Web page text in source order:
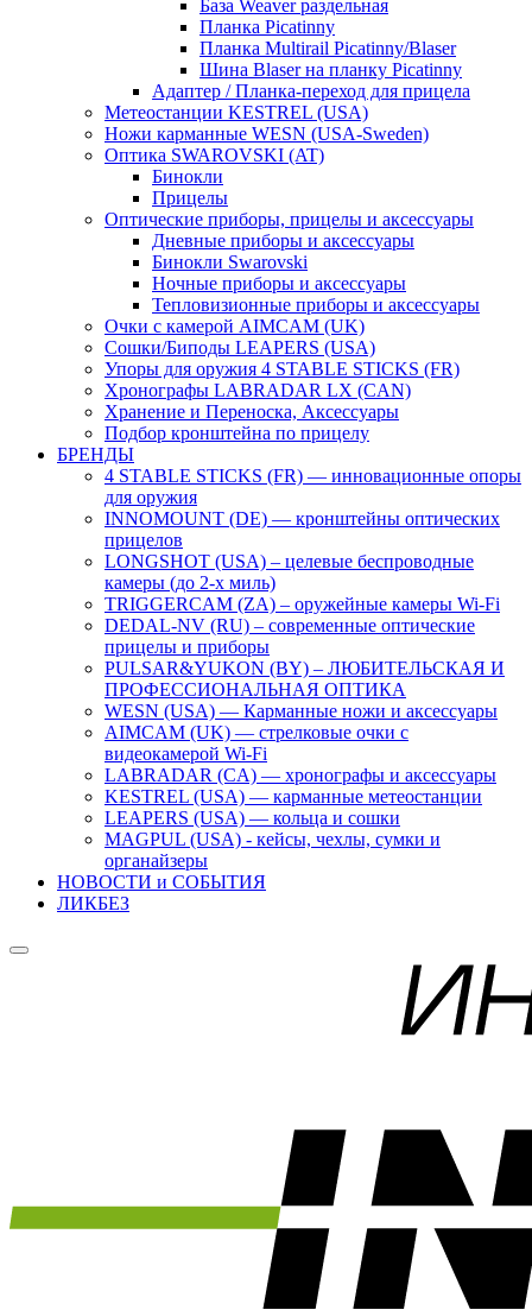
База Weaver раздельная
Планка Picatinny
Планка Multirail Picatinny/Blaser
Шина Blaser на планку Picatinny
Адаптер / Планка-переход для прицела
Метеостанции KESTREL (USA)
Ножи карманные WESN (USA-Sweden)
Оптика SWAROVSKI (AT)
Бинокли
Прицелы
Оптические приборы, прицелы и аксессуары
Дневные приборы и аксессуары
Бинокли Swarovski
Ночные приборы и аксессуары
Тепловизионные приборы и аксессуары
Очки с камерой AIMCAM (UK)
Сошки/Биподы LEAPERS (USA)
Упоры для оружия 4 STABLE STICKS (FR)
Хронографы LABRADAR LX (CAN)
Хранение и Переноска, Аксессуары
Подбор кронштейна по прицелу
БРЕНДЫ
4 STABLE STICKS (FR) — инновационные опоры
для оружия
INNOMOUNT (DE) — кронштейны оптических
прицелов
LONGSHOT (USA) – целевые беспроводные
камеры (до 2-х миль)
TRIGGERCAM (ZA) – оружейные камеры Wi-Fi
DEDAL-NV (RU) – современные оптические
прицелы и приборы
PULSAR&YUKON (BY) – ЛЮБИТЕЛЬСКАЯ И
ПРОФЕССИОНАЛЬНАЯ ОПТИКА
WESN (USA) — Карманные ножи и аксессуары
AIMCAM (UK) — стрелковые очки с
видеокамерой Wi-Fi
LABRADAR (CA) — хронографы и аксессуары
KESTREL (USA) — карманные метеостанции
LEAPERS (USA) — кольца и сошки
MAGPUL (USA) - кейсы, чехлы, сумки и
органайзеры
НОВОСТИ и СОБЫТИЯ
ЛИКБЕЗ